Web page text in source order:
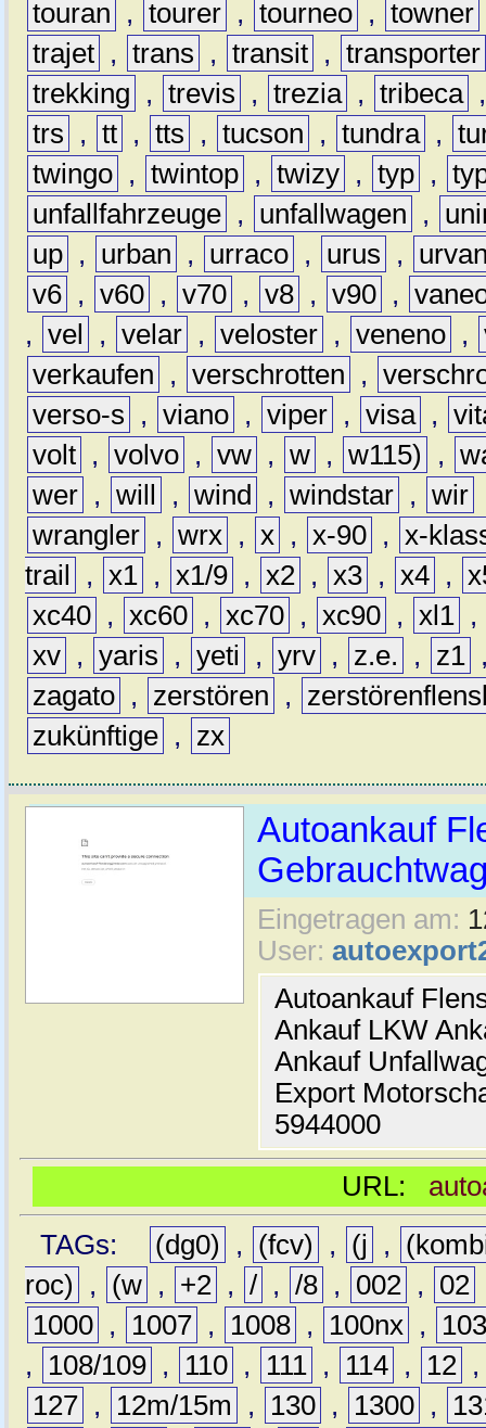
touran , tourer , tourneo , towner
trajet , trans , transit , transporter
trekking
, trevis , trezia , tribeca
trs
, tt , tts , tucson , tundra ,
twingo , twintop , twizy , typ ,
unfallfahrzeuge , unfallwagen ,
up , urban , urraco , urus ,
v6 , v60 , v70 , v8 , v90 ,
, vel , velar , veloster , veneno ,
verkaufen
, verschrotten ,
verso-s
, viano , viper , visa ,
volt , volvo , vw , w , w115) ,
wer , will , wind , windstar , wir
wrangler , wrx , x , x-90 , x-
trail
, x1 , x1/9 , x2 , x3 , x4 ,
xc40 , xc60 , xc70 , xc90 , xl1 ,
xv , yaris , yeti , yrv , z.e. , z1
zagato , zerstören ,
zukünftige , zx
Autoankauf
Eingetragen am:
User:
Autoankauf
Ankauf LKW
Ankauf
Export
5944000
URL:
TAGs:
(dg0) , (fcv) , (j ,
roc)
, (w , +2 , / , /8 , 002 , 02
1000 , 1007 , 1008 , 100nx ,
,
108/109 , 110 , 111 , 114 , 12
127 , 12m/15m , 130 , 1300 ,